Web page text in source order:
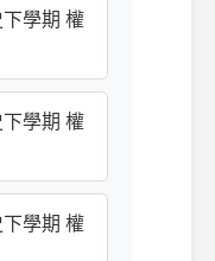
學期 權
學期 權
學期 權